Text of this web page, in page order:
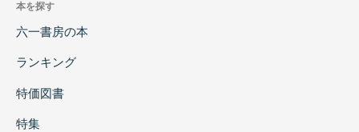
本を探す
六一書房の本
ランキング
特価図書
特集